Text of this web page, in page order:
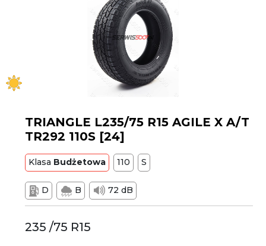
TRIANGLE L235/75 R15 AGILE X A/T
TR292 110S [24]
Klasa Budżetowa 110 S
D B 72 dB
235 /75 R15